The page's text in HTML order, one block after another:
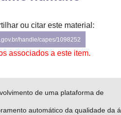
ou citar este material:
handle/capes/1098252
associados a este item.
de uma plataforma de
automático da qualidade da